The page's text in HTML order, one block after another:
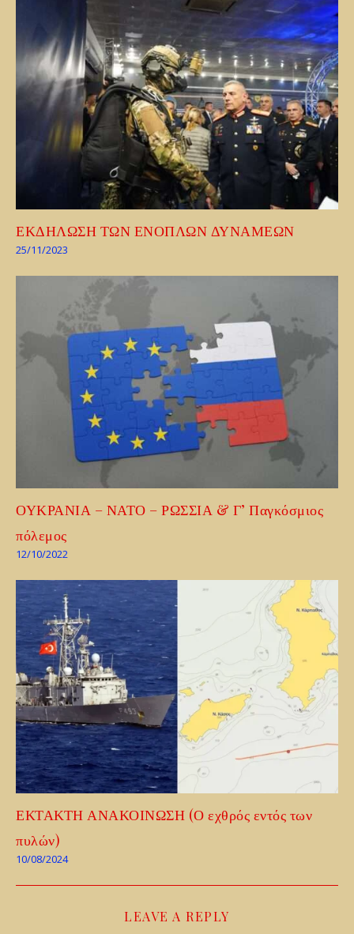
ΕΚΔΗΛΩΣΗ ΤΩΝ ΕΝΟΠΛΩΝ ΔΥΝΑΜΕΩΝ
25/11/2023
ΟΥΚΡΑΝΙΑ – ΝΑΤΟ – ΡΩΣΣΙΑ & Γ’ Παγκόσμιος
πόλεμος
12/10/2022
ΕΚΤΑΚΤΗ ΑΝΑΚΟΙΝΩΣΗ (Ο εχθρός εντός των
πυλών)
10/08/2024
LEAVE A REPLY